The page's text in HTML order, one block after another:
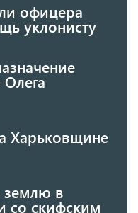
офицера
уклонисту
Олега
Харьковщине
землю в
со скифским